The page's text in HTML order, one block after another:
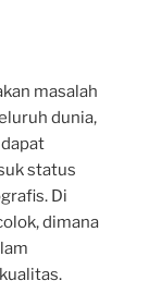
masalah
dunia,
status
Di
dimana